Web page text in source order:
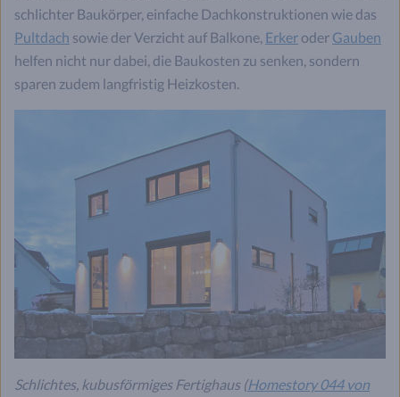
schlichter Baukörper, einfache Dachkonstruktionen wie das
Pultdach sowie der Verzicht auf Balkone, Erker oder Gauben
helfen nicht nur dabei, die Baukosten zu senken, sondern
sparen zudem langfristig Heizkosten.
Schlichtes, kubusförmiges Fertighaus (Homestory 044 von